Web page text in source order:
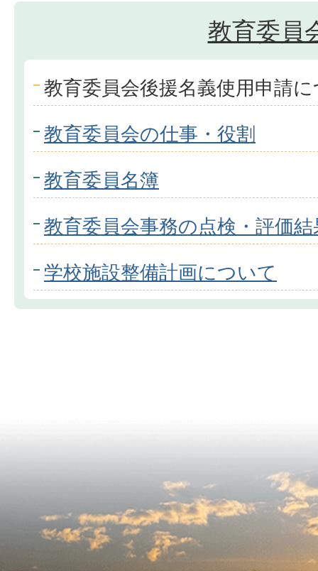
教育委員
教育委員会後援名義使用申請
教育委員会の仕事・役割
教育委員名簿
教育委員会事務の点検・評価結
学校施設整備計画について